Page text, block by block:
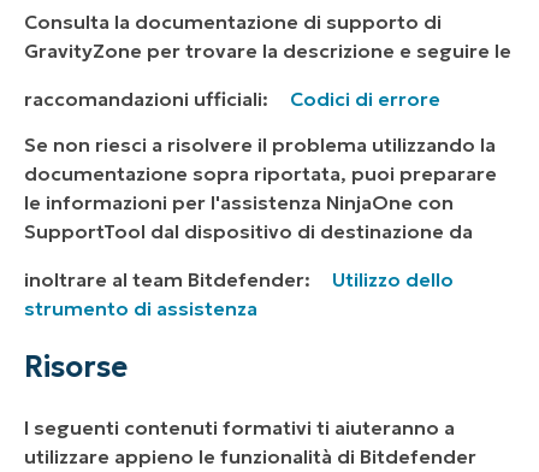
Consulta la documentazione di supporto di
GravityZone per trovare la descrizione e seguire le
raccomandazioni ufficiali:
Codici di errore
Se non riesci a risolvere il problema utilizzando la
documentazione sopra riportata, puoi preparare
le informazioni per l'assistenza NinjaOne con
SupportTool dal dispositivo di destinazione da
inoltrare al team Bitdefender:
Utilizzo dello
strumento di assistenza
Risorse
I seguenti contenuti formativi ti aiuteranno a
utilizzare appieno le funzionalità di Bitdefender